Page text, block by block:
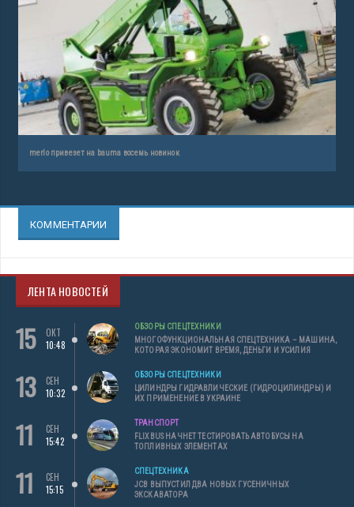
merlo привезет на bauma восемь новинок
КОММЕНТАРИИ
ЛЕНТА НОВОСТЕЙ
15
ОКТ
10:48
ОБЗОРЫ СПЕЦТЕХНИКИ
МНОГОФУНКЦИОНАЛЬНАЯ СПЕЦТЕХНИКА – МАШИНА,
КОТОРАЯ ЭКОНОМИТ ВРЕМЯ, ДЕНЬГИ И УСИЛИЯ
13
СЕН
10:32
ОБЗОРЫ СПЕЦТЕХНИКИ
ЦИЛИНДРЫ ГИДРАВЛИЧЕСКИЕ (ГИДРОЦИЛИНДРЫ) И
ИХ ПРИМЕНЕНИЕ В УКРАИНЕ
11
СЕН
15:42
ТРАНСПОРТ
FLIXBUS НАЧНЕТ ТЕСТИРОВАТЬ АВТОБУСЫ НА
ТОПЛИВНЫХ ЭЛЕМЕНТАХ
11
СЕН
15:15
СПЕЦТЕХНИКА
JCB ВЫПУСТИЛ ДВА НОВЫХ ГУСЕНИЧНЫХ
ЭКСКАВАТОРА